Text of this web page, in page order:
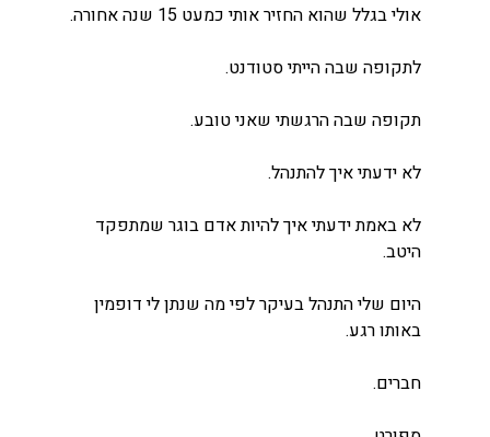
אולי בגלל שהוא החזיר אותי כמעט 15 שנה אחורה.
לתקופה שבה הייתי סטודנט.
תקופה שבה הרגשתי שאני טובע.
לא ידעתי איך להתנהל.
לא באמת ידעתי איך להיות אדם בוגר שמתפקד
היטב.
היום שלי התנהל בעיקר לפי מה שנתן לי דופמין
באותו רגע.
חברים.